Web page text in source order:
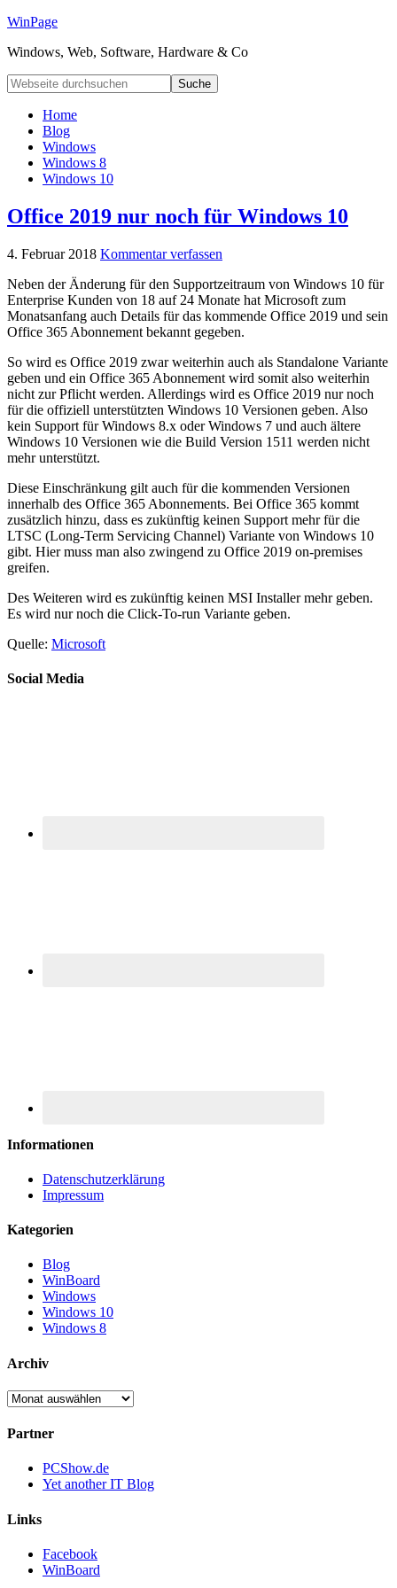
WinPage
Windows, Web, Software, Hardware & Co
Home
Blog
Windows
Windows 8
Windows 10
Office 2019 nur noch für Windows 10
4. Februar 2018 Kommentar verfassen
Neben der Änderung für den Supportzeitraum von Windows 10 für
Enterprise Kunden von 18 auf 24 Monate hat Microsoft zum
Monatsanfang auch Details für das kommende Office 2019 und sein
Office 365 Abonnement bekannt gegeben.
So wird es Office 2019 zwar weiterhin auch als Standalone Variante
geben und ein Office 365 Abonnement wird somit also weiterhin
nicht zur Pflicht werden. Allerdings wird es Office 2019 nur noch
für die offiziell unterstützten Windows 10 Versionen geben. Also
kein Support für Windows 8.x oder Windows 7 und auch ältere
Windows 10 Versionen wie die Build Version 1511 werden nicht
mehr unterstützt.
Diese Einschränkung gilt auch für die kommenden Versionen
innerhalb des Office 365 Abonnements. Bei Office 365 kommt
zusätzlich hinzu, dass es zukünftig keinen Support mehr für die
LTSC (Long-Term Servicing Channel) Variante von Windows 10
gibt. Hier muss man also zwingend zu Office 2019 on-premises
greifen.
Des Weiteren wird es zukünftig keinen MSI Installer mehr geben.
Es wird nur noch die Click-To-run Variante geben.
Quelle: Microsoft
Social Media
Informationen
Datenschutzerklärung
Impressum
Kategorien
Blog
WinBoard
Windows
Windows 10
Windows 8
Archiv
Archiv
Partner
PCShow.de
Yet another IT Blog
Links
Facebook
WinBoard